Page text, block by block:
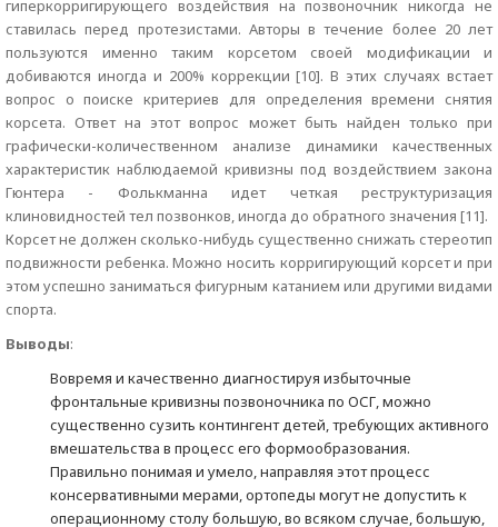
гиперкорригирующего воздействия на позвоночник никогда не
ставилась перед протезистами. Авторы в течение более 20 лет
пользуются именно таким корсетом своей модификации и
добиваются иногда и 200% коррекции [10]. В этих случаях встает
вопрос о поиске критериев для определения времени снятия
корсета. Ответ на этот вопрос может быть найден только при
графически-количественном анализе динамики качественных
характеристик наблюдаемой кривизны под воздействием закона
Гюнтера - Фолькманна идет четкая реструктуризация
клиновидностей тел позвонков, иногда до обратного значения [11].
Корсет не должен сколько-нибудь существенно снижать стереотип
подвижности ребенка. Можно носить корригирующий корсет и при
этом успешно заниматься фигурным катанием или другими видами
спорта.
Выводы:
Вовремя и качественно диагностируя избыточные
фронтальные кривизны позвоночника по ОСГ, можно
существенно сузить контингент детей, требующих активного
вмешательства в процесс его формообразования.
Правильно понимая и умело, направляя этот процесс
консервативными мерами, ортопеды могут не допустить к
операционному столу большую, во всяком случае, большую,